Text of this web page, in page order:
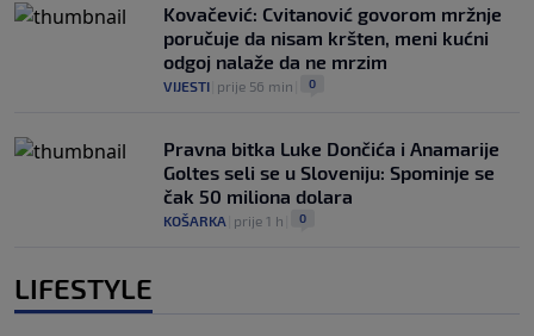
Kovačević: Cvitanović govorom mržnje
poručuje da nisam kršten, meni kućni
odgoj nalaže da ne mrzim
VIJESTI prije 56 min 0
Pravna bitka Luke Dončića i Anamarije
Goltes seli se u Sloveniju: Spominje se
čak 50 miliona dolara
KOŠARKA prije 1 h 0
LIFESTYLE